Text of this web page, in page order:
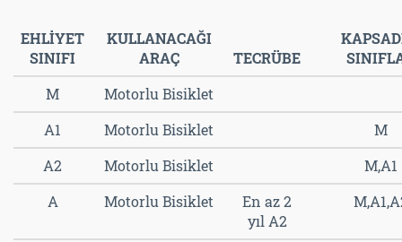
EHLİYET
SINIFI
KULLANACAĞI
ARAÇ
TECRÜBE
M
Motorlu Bisiklet
A1
Motorlu Bisiklet
M
A2
Motorlu Bisiklet
M,A1
A
Motorlu Bisiklet
En az 2
yıl A2